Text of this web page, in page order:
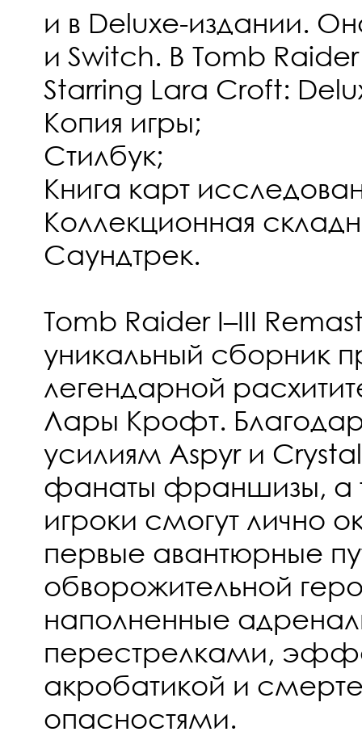
и в Deluxe-издании.
и Switch. В Tomb
Starring Lara Croft:
Копия игры;
Стилбук;
Книга карт
Коллекционная
Саундтрек.
Tomb Raider I–III
уникальный сборник
легендарной
Лары Крофт.
усилиям Aspyr и
фанаты франшизы, а
игроки смогут лично
первые авантюрные
обворожительной
наполненные
перестрелками,
акробатикой и
опасностями.